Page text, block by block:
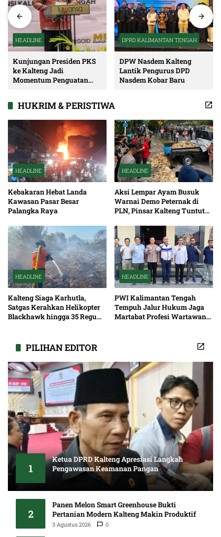
HEADLINE
Kunjungan Presiden PKS
ke Kalteng Jadi
Momentum Penguatan
DPRD KALIMANTAN TENGAH
DPW Nasdem Kalteng
Lantik Pengurus DPD
Nasdem Kobar Baru
HUKRIM & PERISTIWA
HEADLINE
Kebakaran Hebat Landa
Kawasan Pasar Besar
Palangka Raya
HEADLINE
Aksi Lempar Ayam Busuk
Warnai Demo Peternak di
PLN, Pinsar Kalteng Tuntut
HEADLINE
Kalteng Siaga Karhutla,
Satgas Kerahkan Helikopter
Blackhawk hingga 35 Regu
HEADLINE
PWI Kalimantan Tengah
Tempuh Jalur Hukum Jaga
Martabat Profesi Wartawan
PILIHAN EDITOR
1
Ketua DPRD Kalteng Apresiasi Langkah
Pengawasan Keamanan Pangan
1 Agustus 2026 0
2
Panen Melon Smart Greenhouse Bukti
Pertanian Modern Kalteng Makin Produktif
3 Agustus 2026 0